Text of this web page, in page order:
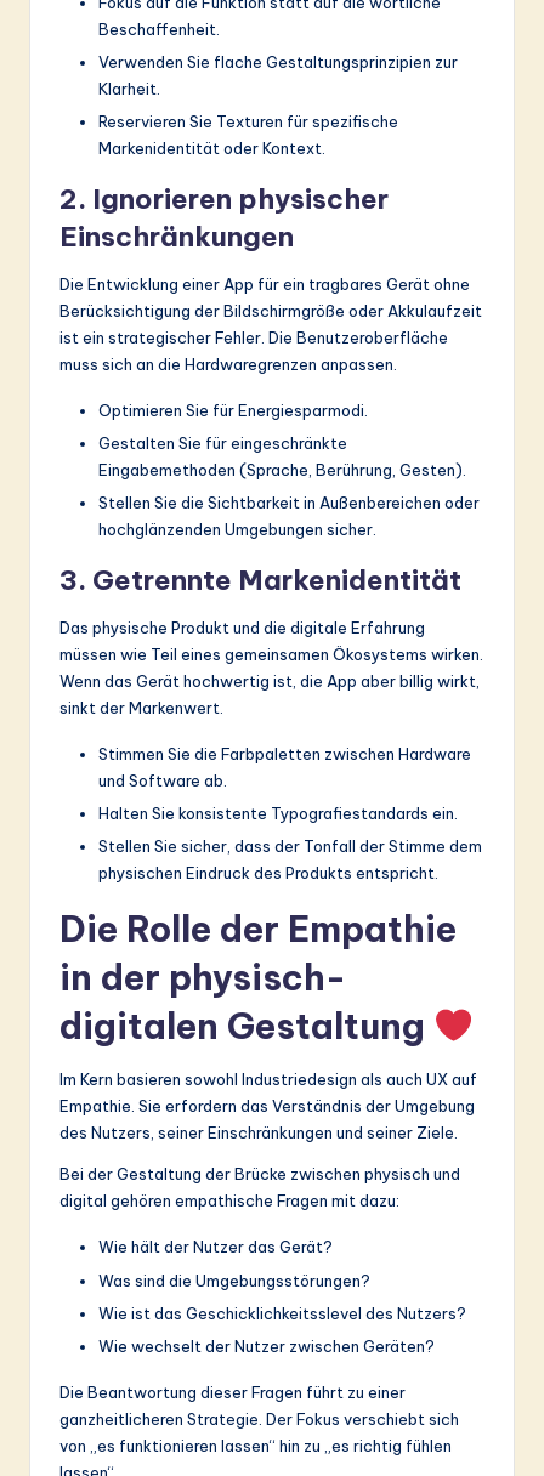
Beschaffenheit.
Verwenden Sie flache Gestaltungsprinzipien zur
Klarheit.
Reservieren Sie Texturen für spezifische
Markenidentität oder Kontext.
2. Ignorieren physischer
Einschränkungen
Die Entwicklung einer App für ein tragbares Gerät ohne
Berücksichtigung der Bildschirmgröße oder Akkulaufzeit
ist ein strategischer Fehler. Die Benutzeroberfläche
muss sich an die Hardwaregrenzen anpassen.
Optimieren Sie für Energiesparmodi.
Gestalten Sie für eingeschränkte
Eingabemethoden (Sprache, Berührung, Gesten).
Stellen Sie die Sichtbarkeit in Außenbereichen oder
hochglänzenden Umgebungen sicher.
3. Getrennte Markenidentität
Das physische Produkt und die digitale Erfahrung
müssen wie Teil eines gemeinsamen Ökosystems wirken.
Wenn das Gerät hochwertig ist, die App aber billig wirkt,
sinkt der Markenwert.
Stimmen Sie die Farbpaletten zwischen Hardware
und Software ab.
Halten Sie konsistente Typografiestandards ein.
Stellen Sie sicher, dass der Tonfall der Stimme dem
physischen Eindruck des Produkts entspricht.
Die Rolle der Empathie
in der physisch-
digitalen Gestaltung
Im Kern basieren sowohl Industriedesign als auch UX auf
Empathie. Sie erfordern das Verständnis der Umgebung
des Nutzers, seiner Einschränkungen und seiner Ziele.
Bei der Gestaltung der Brücke zwischen physisch und
digital gehören empathische Fragen mit dazu:
Wie hält der Nutzer das Gerät?
Was sind die Umgebungsstörungen?
Wie ist das Geschicklichkeitsslevel des Nutzers?
Wie wechselt der Nutzer zwischen Geräten?
Die Beantwortung dieser Fragen führt zu einer
ganzheitlicheren Strategie. Der Fokus verschiebt sich
von „es funktionieren lassen“ hin zu „es richtig fühlen
lassen“.